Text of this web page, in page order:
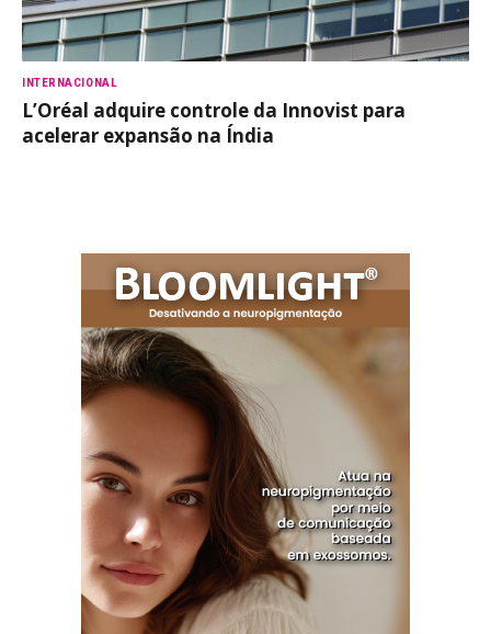
INTERNACIONAL
L’Oréal adquire controle da Innovist para
acelerar expansão na Índia